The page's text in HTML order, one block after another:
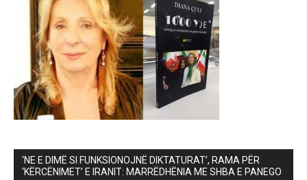
‘NE E DIMË SI FUNKSIONOJNË DIKTATURAT’, RAMA PËR
‘KËRCËNIMET’ E IRANIT: MARRËDHËNIA ME SHBA E PANEGO